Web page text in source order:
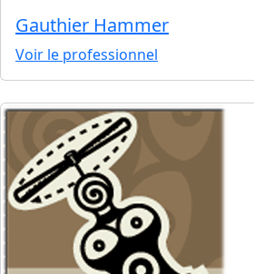
Gauthier Hammer
Voir le professionnel